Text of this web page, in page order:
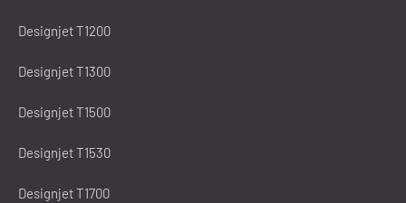
Designjet T1200
Designjet T1300
Designjet T1500
Designjet T1530
Designjet T1700